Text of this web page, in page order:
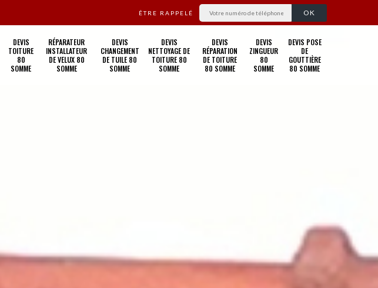
ÊTRE RAPPELÉ
DEVIS
TOITURE
80
SOMME
RÉPARATEUR
INSTALLATEUR
DE VELUX 80
SOMME
DEVIS
CHANGEMENT
DE TUILE 80
SOMME
DEVIS
NETTOYAGE DE
TOITURE 80
SOMME
DEVIS
RÉPARATION
DE TOITURE
80 SOMME
DEVIS
ZINGUEUR
80
SOMME
DEVIS POSE
DE
GOUTTIÈRE
80 SOMME